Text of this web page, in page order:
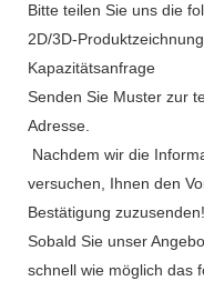
Bitte teilen Sie uns die
2D/3D-
Kapazitätsanfrage
Senden Sie Muster zur
Adresse.
Nachdem wir die
versuchen, Ihnen den
Bestätigung
Sobald Sie unser
schnell wie möglich das